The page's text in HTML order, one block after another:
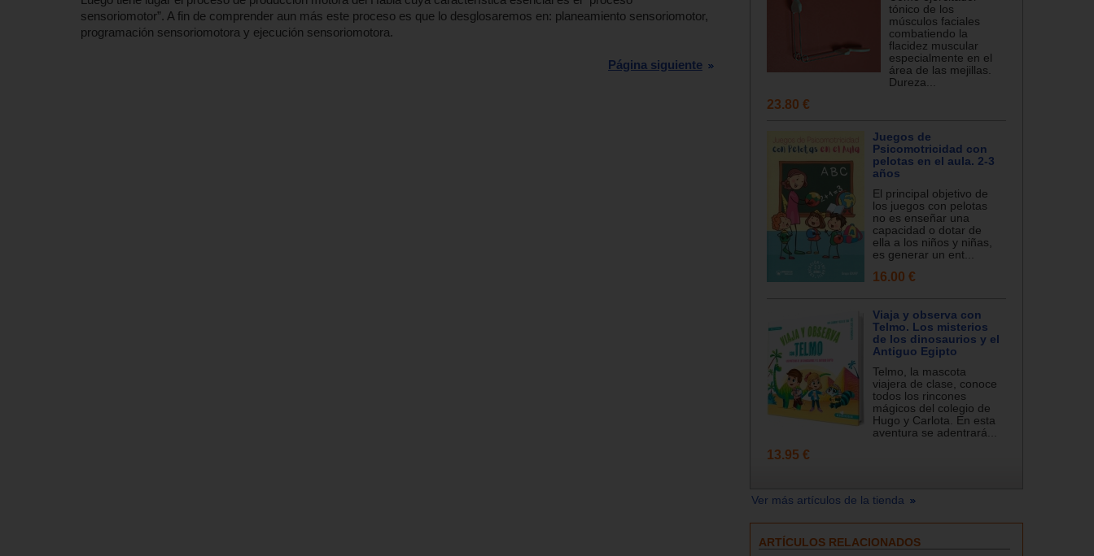
sensoriomotor”. A fin de comprender aun más este proceso es que lo desglosaremos en: planeamiento sensoriomotor,
programación sensoriomotora y ejecución sensoriomotora.
Página siguiente
tónico de los
músculos faciales
combatiendo la
flacidez muscular
especialmente en el
área de las mejillas.
Dureza...
23.80 €
Juegos de
Psicomotricidad con
pelotas en el aula. 2-3
años
El principal objetivo de
los juegos con pelotas
no es enseñar una
capacidad o dotar de
ella a los niños y niñas,
es generar un ent...
16.00 €
Viaja y observa con
Telmo. Los misterios
de los dinosaurios y el
Antiguo Egipto
Telmo, la mascota
viajera de clase, conoce
todos los rincones
mágicos del colegio de
Hugo y Carlota. En esta
aventura se adentrará...
13.95 €
Ver más artículos de la tienda
ARTÍCULOS RELACIONADOS